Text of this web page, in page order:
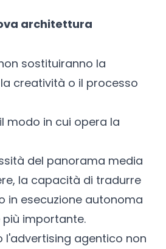
architettura
sostituiranno la
creatività o il processo
modo in cui opera la
del panorama media
la capacità di tradurre
in esecuzione autonoma
importante.
l'advertising agentico non